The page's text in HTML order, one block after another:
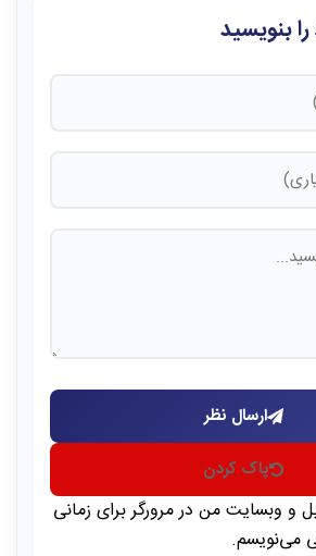
بنویسید
ارسال نظر
پاک کردن
و وبسایت من در مرورگر برای زمانی
می‌نویسم.